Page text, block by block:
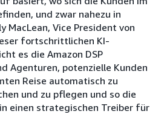
und zwar nahezu in
MacLean, Vice President von
fortschrittlichen KI-
es die Amazon DSP
Agenturen, potenzielle Kunden
Reise automatisch zu
und zu pflegen und so die
einen strategischen Treiber für